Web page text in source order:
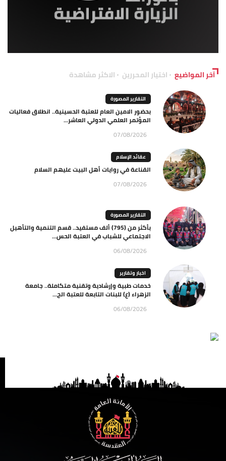
آخر المواضيع اختيار المحررين الاكثر مشاهدة
التقارير المصورة
بحضور الامين العام للعتبة الحسينية.. انطلاق فعاليات
المؤتمر العلمي الدولي العاشر...
07/08/2026
عقائد الإسلام
القناعة في روايات أهل البيت عليهم السلام
07/08/2026
التقارير المصورة
بأكثر من (795) ألف مستفيد.. قسم التنمية والتأهيل
الاجتماعي للشباب في العتبة الحس...
06/08/2026
اخبار وتقارير
خدمات طبية وإرشادية وتقنية متكاملة.. جامعة
الزهراء (ع) للبنات التابعة للعتبة الح...
06/08/2026